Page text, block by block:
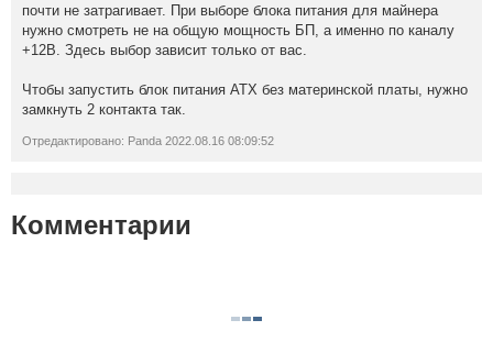
почти не затрагивает. При выборе блока питания для майнера
нужно смотреть не на общую мощность БП, а именно по каналу
+12В. Здесь выбор зависит только от вас.
Чтобы запустить блок питания ATX без материнской платы, нужно
замкнуть 2 контакта так.
Отредактировано: Panda 2022.08.16 08:09:52
Комментарии